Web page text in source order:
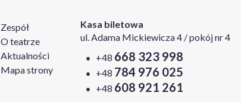
Zespół
O teatrze
Aktualności
Mapa strony
Kasa biletowa
ul. Adama Mickiewicza 4 / pokój nr 4
+48 668 323 998
+48 784 976 025
+48 608 921 261